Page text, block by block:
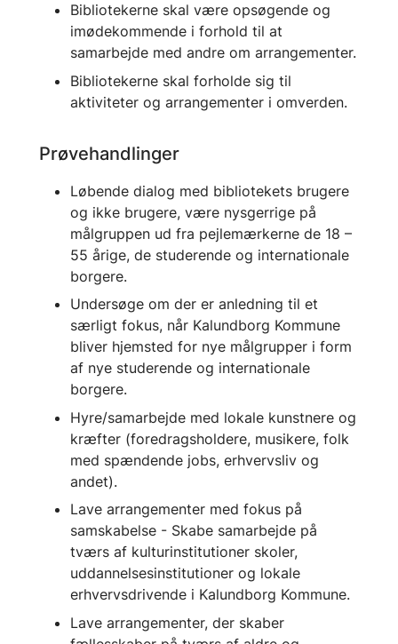
Bibliotekerne skal være opsøgende og
imødekommende i forhold til at
samarbejde med andre om arrangementer.
Bibliotekerne skal forholde sig til
aktiviteter og arrangementer i omverden.
Prøvehandlinger
Løbende dialog med bibliotekets brugere
og ikke brugere, være nysgerrige på
målgruppen ud fra pejlemærkerne de 18 –
55 årige, de studerende og internationale
borgere.
Undersøge om der er anledning til et
særligt fokus, når Kalundborg Kommune
bliver hjemsted for nye målgrupper i form
af nye studerende og internationale
borgere.
Hyre/samarbejde med lokale kunstnere og
kræfter (foredragsholdere, musikere, folk
med spændende jobs, erhvervsliv og
andet).
Lave arrangementer med fokus på
samskabelse - Skabe samarbejde på
tværs af kulturinstitutioner skoler,
uddannelsesinstitutioner og lokale
erhvervsdrivende i Kalundborg Kommune.
Lave arrangementer, der skaber